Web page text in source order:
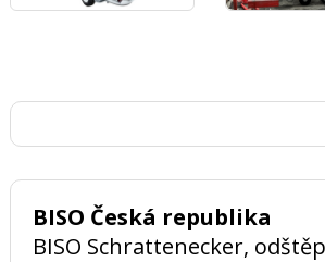
BISO Česká republika
BISO Schrattenecker,